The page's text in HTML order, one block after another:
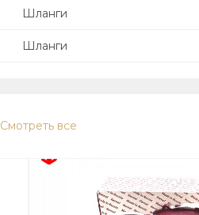
Шланги
Шланги
Смотреть все